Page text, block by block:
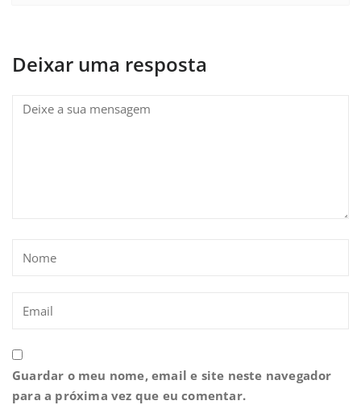
Deixar uma resposta
Guardar o meu nome, email e site neste navegador
para a próxima vez que eu comentar.